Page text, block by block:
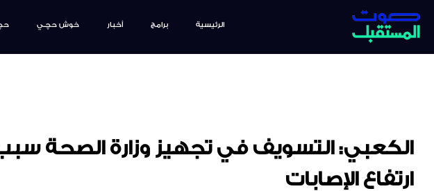
الرئيسية برامج أخبار خوش حچـي
الكعبي: التسويف في تجهيز وزارة الصحة
ارتفاع الإصابات